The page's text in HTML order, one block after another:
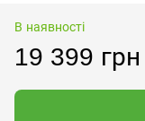
В наявності
19 399 грн